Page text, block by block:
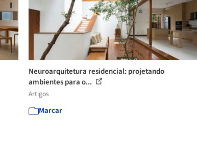
Neuroarquitetura residencial: projetando
ambientes para o...
Artigos
Marcar